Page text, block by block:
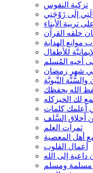
تزكية النفوس
إلَى زَوْجَتِي
الأبناء
خلقه القرآن
موانع الهداية
للأطفال
أخيه المُسلم
في شهر رمضان
والسُّنَّة النَّبويَّة
الله يحفظك
لك الخيركله
أعلمك كلمات
أخلاق السَّلف
ثمرات العلم
أهل المعصية
أعمال القلوب
إلى الله
مسلمة ومسلم